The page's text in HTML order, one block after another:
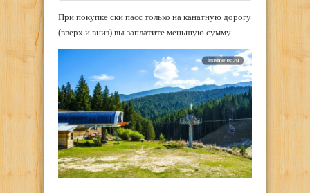
При покупке ски пасс только на канатную дорогу
(вверх и вниз) вы заплатите меньшую сумму.